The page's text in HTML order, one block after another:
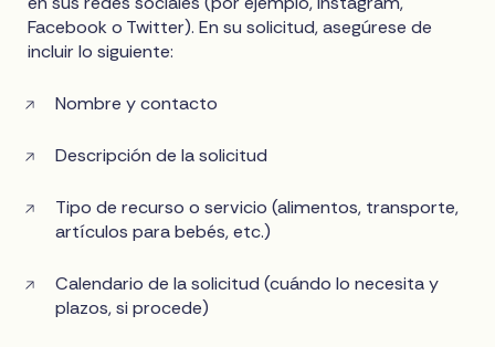
Facebook o Twitter). En su solicitud, asegúrese de
incluir lo siguiente:
Nombre y contacto
Descripción de la solicitud
Tipo de recurso o servicio (alimentos, transporte,
artículos para bebés, etc.)
Calendario de la solicitud (cuándo lo necesita y
plazos, si procede)